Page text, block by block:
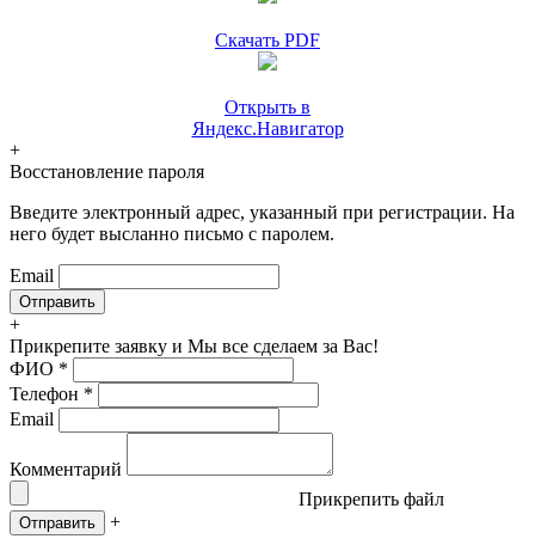
Скачать PDF
Открыть в
Яндекс.Навигатор
+
Восстановление пароля
Введите электронный адрес, указанный при регистрации. На
него будет высланно письмо с паролем.
Email
+
Прикрепите заявку и Мы все сделаем за Вас!
ФИО *
Телефон *
Email
Комментарий
Прикрепить файл
Отправить +